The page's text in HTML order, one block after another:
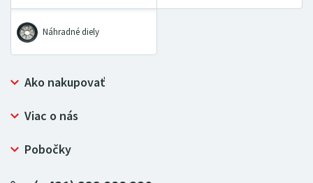
Náhradné diely
Ako nakupovať
Prečo nakupovať u LUGERO
Ochrana osobných údajov
Viac o nás
Bezpečný nákup
Certifikát NATUR-PACK
Pre predajcov
Pobočky